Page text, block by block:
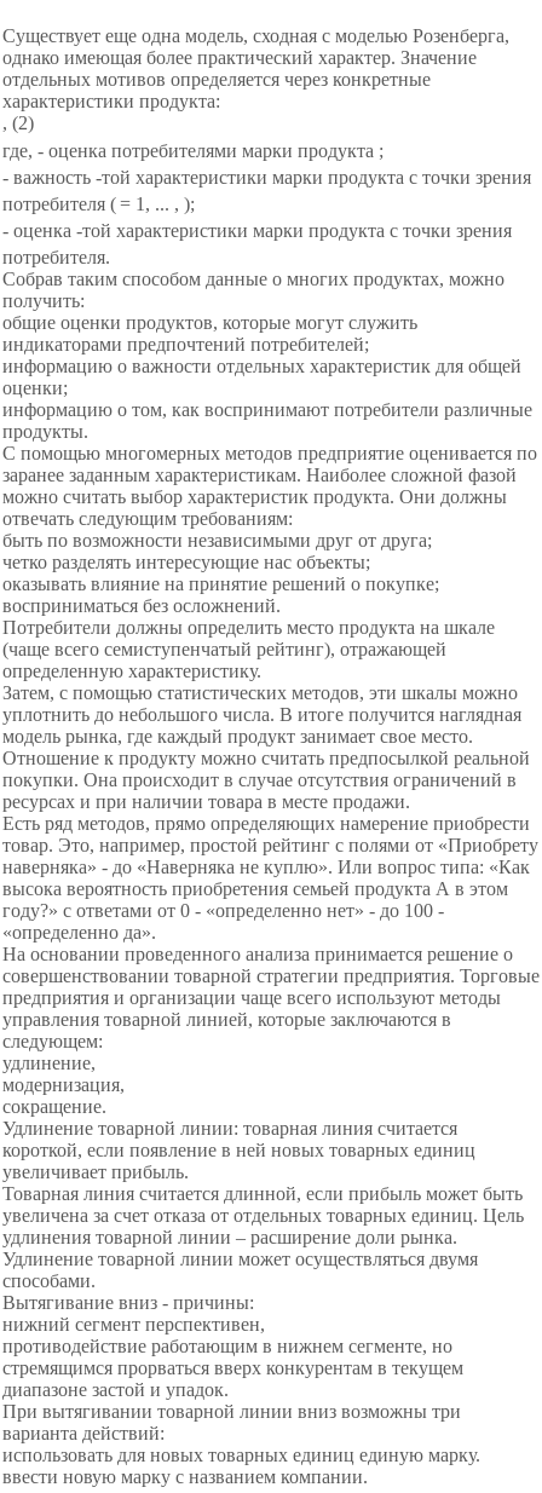
Существует еще одна модель, сходная с моделью Розенберга,
однако имеющая более практический характер. Значение
отдельных мотивов определяется через конкретные
характеристики продукта:
, (2)
где, - оценка потребителями марки продукта ;
- важность -той характеристики марки продукта с точки зрения
потребителя (= 1, ... , );
- оценка -той характеристики марки продукта с точки зрения
потребителя.
Собрав таким способом данные о многих продуктах, можно
получить:
общие оценки продуктов, которые могут служить
индикаторами предпочтений потребителей;
информацию о важности отдельных характеристик для общей
оценки;
информацию о том, как воспринимают потребители различные
продукты.
С помощью многомерных методов предприятие оценивается по
заранее заданным характеристикам. Наиболее сложной фазой
можно считать выбор характеристик продукта. Они должны
отвечать следующим требованиям:
быть по возможности независимыми друг от друга;
четко разделять интересующие нас объекты;
оказывать влияние на принятие решений о покупке;
восприниматься без осложнений.
Потребители должны определить место продукта на шкале
(чаще всего семиступенчатый рейтинг), отражающей
определенную характеристику.
Затем, с помощью статистических методов, эти шкалы можно
уплотнить до небольшого числа. В итоге получится наглядная
модель рынка, где каждый продукт занимает свое место.
Отношение к продукту можно считать предпосылкой реальной
покупки. Она происходит в случае отсутствия ограничений в
ресурсах и при наличии товара в месте продажи.
Есть ряд методов, прямо определяющих намерение приобрести
товар. Это, например, простой рейтинг с полями от «Приобрету
наверняка» - до «Наверняка не куплю». Или вопрос типа: «Как
высока вероятность приобретения семьей продукта А в этом
году?» с ответами от 0 - «определенно нет» - до 100 -
«определенно да».
На основании проведенного анализа принимается решение о
совершенствовании товарной стратегии предприятия. Торговые
предприятия и организации чаще всего используют методы
управления товарной линией, которые заключаются в
следующем:
удлинение,
модернизация,
сокращение.
Удлинение товарной линии: товарная линия считается
короткой, если появление в ней новых товарных единиц
увеличивает прибыль.
Товарная линия считается длинной, если прибыль может быть
увеличена за счет отказа от отдельных товарных единиц. Цель
удлинения товарной линии – расширение доли рынка.
Удлинение товарной линии может осуществляться двумя
способами.
Вытягивание вниз - причины:
нижний сегмент перспективен,
противодействие работающим в нижнем сегменте, но
стремящимся прорваться вверх конкурентам в текущем
диапазоне застой и упадок.
При вытягивании товарной линии вниз возможны три
варианта действий:
использовать для новых товарных единиц единую марку.
ввести новую марку с названием компании.